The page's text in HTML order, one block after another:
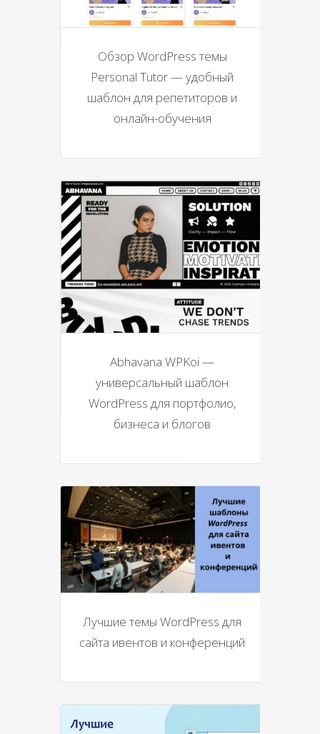
Обзор WordPress темы
Personal Tutor — удобный
шаблон для репетиторов и
онлайн-обучения
Abhavana WPKoi —
универсальный шаблон
WordPress для портфолио,
бизнеса и блогов
Лучшие темы WordPress для
сайта ивентов и конференций